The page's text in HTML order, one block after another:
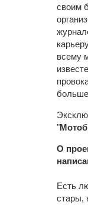
своим
всему
"
О
Есть
стары,